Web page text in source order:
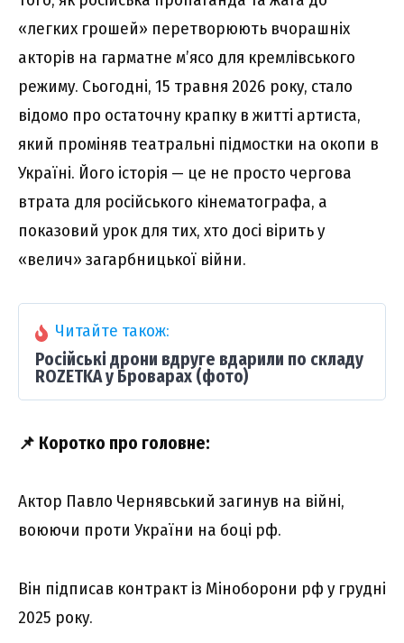
«легких грошей» перетворюють вчорашніх
акторів на гарматне м’ясо для кремлівського
режиму. Сьогодні, 15 травня 2026 року, стало
відомо про остаточну крапку в житті артиста,
який проміняв театральні підмостки на окопи в
Україні. Його історія — це не просто чергова
втрата для російського кінематографа, а
показовий урок для тих, хто досі вірить у
«велич» загарбницької війни.
Читайте також:
Російські дрони вдруге вдарили по складу
ROZETKA у Броварах (фото)
📌 Коротко про головне:
Актор Павло Чернявський загинув на війні,
воюючи проти України на боці рф.
Він підписав контракт із Міноборони рф у грудні
2025 року.